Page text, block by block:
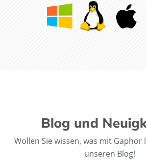
Blog und
Wollen Sie wissen, was mit Gaphor
unseren Blog!